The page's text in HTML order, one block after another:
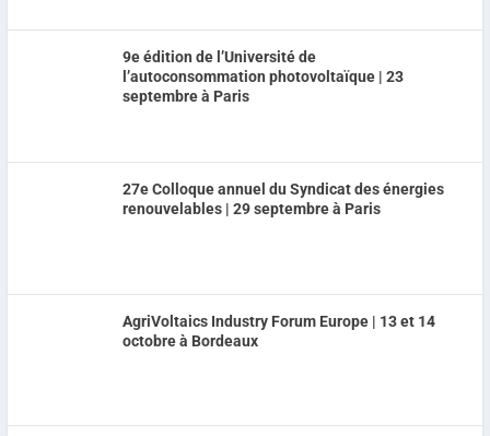
9e édition de l’Université de
l’autoconsommation photovoltaïque | 23
septembre à Paris
27e Colloque annuel du Syndicat des énergies
renouvelables | 29 septembre à Paris
AgriVoltaics Industry Forum Europe | 13 et 14
octobre à Bordeaux